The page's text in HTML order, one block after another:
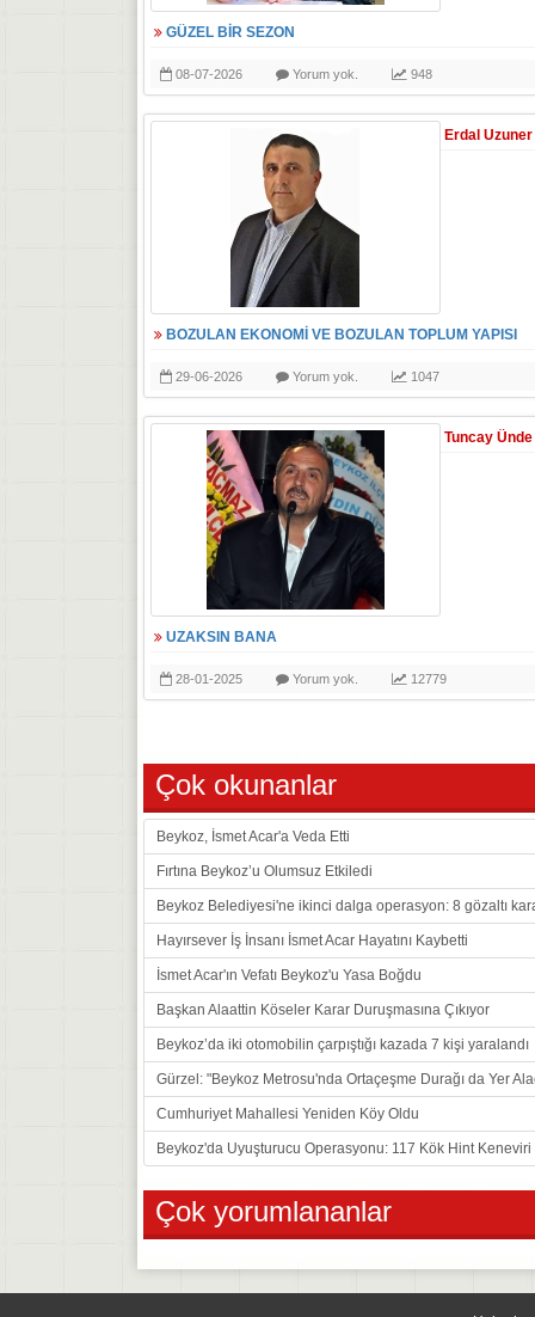
GÜZEL BİR SEZON
08-07-2026 Yorum yok. 948
Erdal Uzuner
BOZULAN EKONOMİ VE BOZULAN TOPLUM YAPISI
29-06-2026 Yorum yok. 1047
Tuncay Ünde
UZAKSIN BANA
28-01-2025 Yorum yok. 12779
Çok okunanlar
Beykoz, İsmet Acar'a Veda Etti
Fırtına Beykoz’u Olumsuz Etkiledi
Beykoz Belediyesi'ne ikinci dalga operasyon: 8 gözaltı
Hayırsever İş İnsanı İsmet Acar Hayatını Kaybetti
İsmet Acar'ın Vefatı Beykoz'u Yasa Boğdu
Başkan Alaattin Köseler Karar Duruşmasına Çıkıyor
Beykoz’da iki otomobilin çarpıştığı kazada 7 kişi yaralandı
Gürzel: "Beykoz Metrosu'nda Ortaçeşme Durağı da Yer
Cumhuriyet Mahallesi Yeniden Köy Oldu
Beykoz'da Uyuşturucu Operasyonu: 117 Kök Hint
Çok yorumlananlar